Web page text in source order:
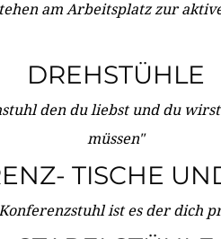
am Arbeitsplatz zur
DREHSTÜHLE
den du liebst und du
müssen"
TISCHE
ist es der dich